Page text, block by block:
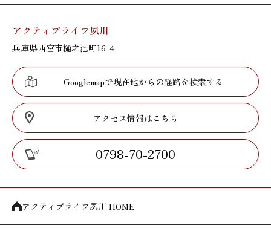
アクティブライフ夙川
兵庫県西宮市樋之池町16-4
Googlemapで現在地からの経路を検索する
アクセス情報はこちら
0798-70-2700
アクティブライフ夙川 HOME